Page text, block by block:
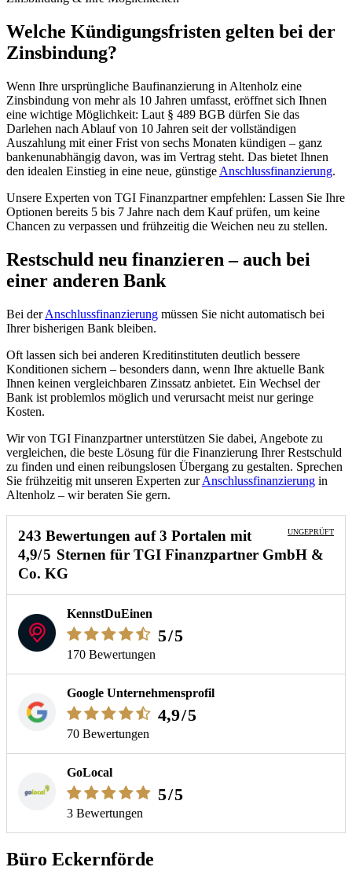
Welche Kündigungsfristen gelten bei der
Zinsbindung?
Wenn Ihre ursprüngliche Baufinanzierung in Altenholz eine
Zinsbindung von mehr als 10 Jahren umfasst, eröffnet sich Ihnen
eine wichtige Möglichkeit: Laut § 489 BGB dürfen Sie das
Darlehen nach Ablauf von 10 Jahren seit der vollständigen
Auszahlung mit einer Frist von sechs Monaten kündigen – ganz
bankenunabhängig davon, was im Vertrag steht. Das bietet Ihnen
den idealen Einstieg in eine neue, günstige Anschlussfinanzierung.
Unsere Experten von TGI Finanzpartner empfehlen: Lassen Sie Ihre
Optionen bereits 5 bis 7 Jahre nach dem Kauf prüfen, um keine
Chancen zu verpassen und frühzeitig die Weichen neu zu stellen.
Restschuld neu finanzieren – auch bei
einer anderen Bank
Bei derAnschlussfinanzierung müssen Sie nicht automatisch bei
Ihrer bisherigen Bank bleiben.
Oft lassen sich bei anderen Kreditinstituten deutlich bessere
Konditionen sichern – besonders dann, wenn Ihre aktuelle Bank
Ihnen keinen vergleichbaren Zinssatz anbietet. Ein Wechsel der
Bank ist problemlos möglich und verursacht meist nur geringe
Kosten.
Wir von TGI Finanzpartner unterstützen Sie dabei, Angebote zu
vergleichen, die beste Lösung für die Finanzierung Ihrer Restschuld
zu finden und einen reibungslosen Übergang zu gestalten. Sprechen
Sie frühzeitig mit unseren Experten zurAnschlussfinanzierung in
Altenholz – wir beraten Sie gern.
UNGEPRÜFT
243 Bewertungen auf3 Portalen mit
4,9/5 Sternen für TGI Finanzpartner GmbH &
Co. KG
KennstDuEinen
5/5
170 Bewertungen
Google Unternehmensprofil
4,9/5
70 Bewertungen
GoLocal
5/5
3 Bewertungen
Büro Eckernförde